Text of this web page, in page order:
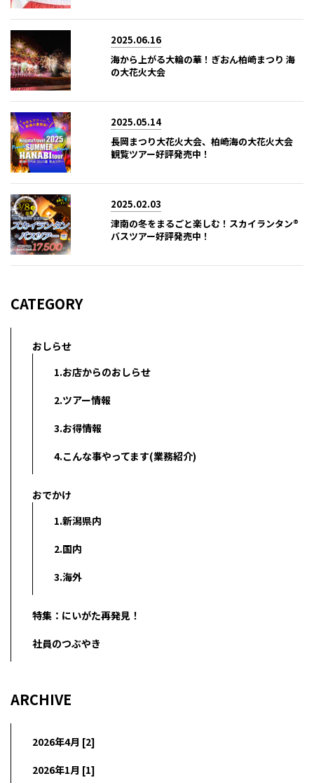
2025.06.16
海から上がる大輪の華！ぎおん柏崎まつり 海
の大花火大会
2025.05.14
長岡まつり大花火大会、柏崎海の大花火大会
観覧ツアー好評発売中！
2025.02.03
津南の冬をまるごと楽しむ！スカイランタン®
バスツアー好評発売中！
CATEGORY
おしらせ
1.お店からのおしらせ
2.ツアー情報
3.お得情報
4.こんな事やってます(業務紹介)
おでかけ
1.新潟県内
2.国内
3.海外
特集：にいがた再発見！
社員のつぶやき
ARCHIVE
2026年4月 [2]
2026年1月 [1]